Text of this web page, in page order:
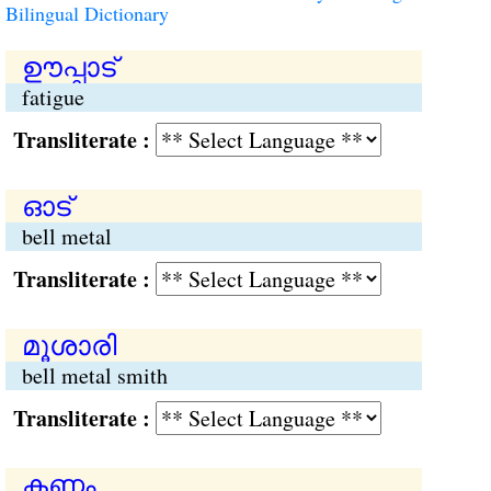
Bilingual Dictionary
ഊപ്പാട്
fatigue
:
ഓട്
bell metal
:
മൂശാരി
bell metal smith
: